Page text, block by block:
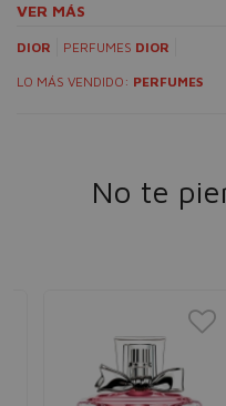
VER MÁS
DIOR PERFUMES DIOR
LO MÁS VENDIDO: PERFUMES
No te